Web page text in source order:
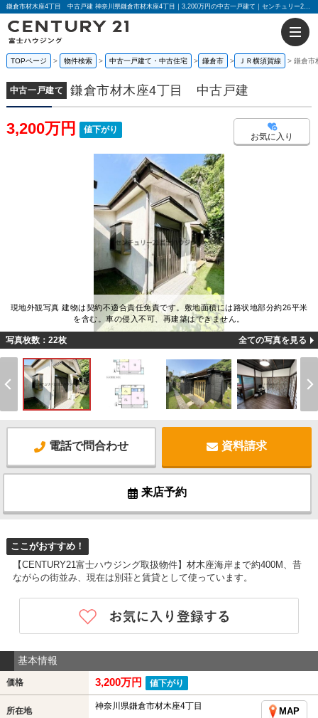
鎌倉市材木座4丁目 中古戸建 神奈川県鎌倉市材木座4丁目｜3,200万円の中古一戸建て｜センチュリー21富士ハウジング
TOPページ 物件検索 中古一戸建て・中古住宅 鎌倉市 ＪＲ横須賀線 鎌倉市
中古一戸建て 鎌倉市材木座4丁目 中古戸建
3,200万円 値下がり
お気に入り
現地外観写真 建物は契約不適合責任免責です。敷地面積には路状地部分約26平米
を含む。車の侵入不可、再建築はできません。
写真枚数：22枚 全ての写真を見る
電話で問合わせ 資料請求
来店予約
ここがおすすめ！
【CENTURY21富士ハウジング取扱物件】材木座海岸まで約400M、昔
ながらの街並み、現在は別荘と賃貸として使っています。
基本情報
価格 3,200万円 値下がり
所在地 神奈川県鎌倉市材木座4丁目
MAP